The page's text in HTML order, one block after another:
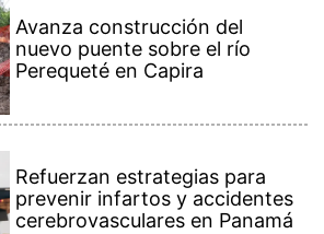
Avanza construcción del
nuevo puente sobre el río
Perequeté en Capira
Refuerzan estrategias para
prevenir infartos y accidentes
cerebrovasculares en Panamá